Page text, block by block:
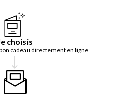
choisis
cadeau directement en ligne